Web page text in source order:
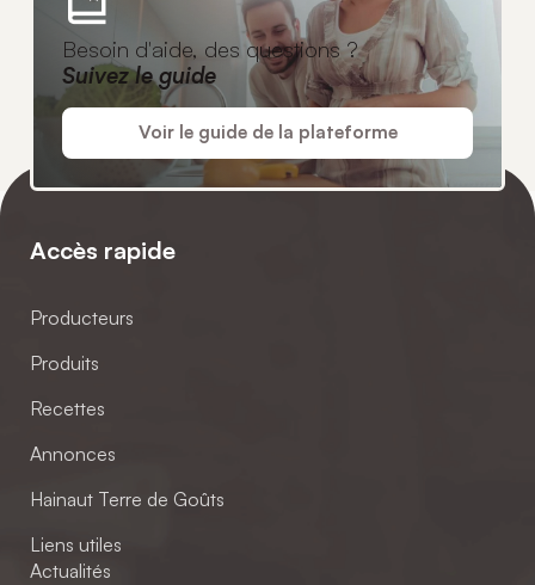
Besoin d'aide, des questions ?
Suivez le guide
Voir le guide de la plateforme
Accès rapide
Producteurs
Produits
Recettes
Annonces
Hainaut Terre de Goûts
Liens utiles
Actualités